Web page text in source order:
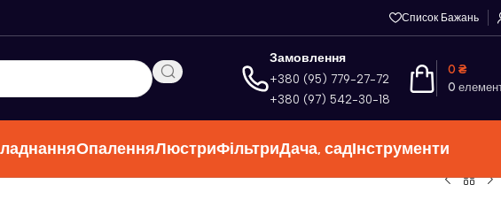
Список Бажань
Замовлення
+380 (95) 779-27-72
+380 (97) 542-30-18
0
0 ₴
ОпаленняЛюстриФільтриДача, садІнструменти